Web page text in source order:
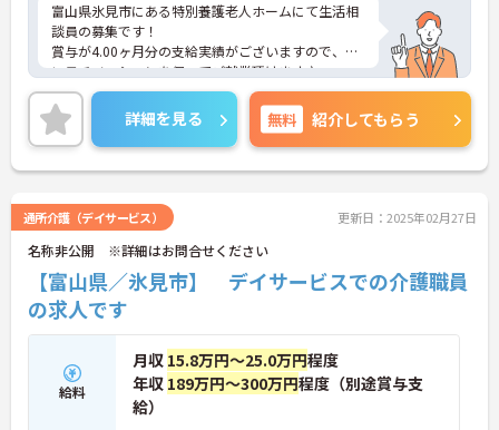
富山県氷見市にある特別養護老人ホームにて生活相
談員の募集です！
賞与が4.00ヶ月分の支給実績がございますので、高
いモチベーションを保ってご就業頂けます♪
年間休日120日以上！お休み多めなので、プライベ
ートの時間もしっかり確保できます！
ご興味のある方には、面接対策ポイントなど、さら
に詳細をお話しいたしますのでお気軽にご相談くだ
さい！
詳細を見る 無料 紹介してもらう
通所介護（デイサービス） 更新日：2025年02月27日
名称非公開 ※詳細はお問合せください
【富山県／氷見市】 デイサービスでの介護職員
の求人です
給料
月収 15.8万円～25.0万円程度
年収 189万円～300万円程度（別途賞与支
給）